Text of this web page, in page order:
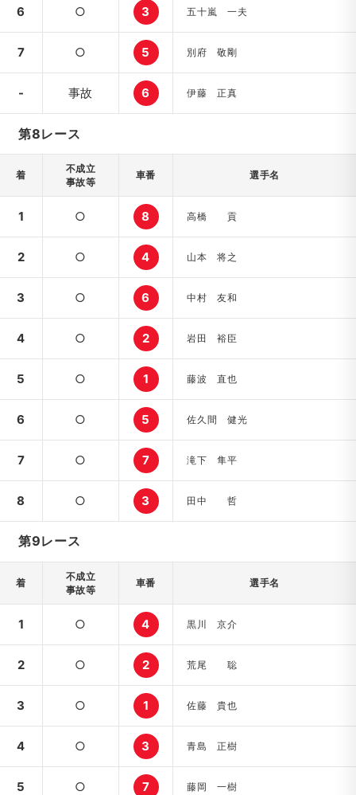
6 ○ 3 五十嵐 一夫
7 ○ 5 別府 敬剛
- 事故 6 伊藤 正真
第8レース
着
不成立
事故等
車番 選手名
1 ○ 8 高橋 貢
2 ○ 4 山本 将之
3 ○ 6 中村 友和
4 ○ 2 岩田 裕臣
5 ○ 1 藤波 直也
6 ○ 5 佐久間 健光
7 ○ 7 滝下 隼平
8 ○ 3 田中 哲
第9レース
着
不成立
事故等
車番 選手名
1 ○ 4 黒川 京介
2 ○ 2 荒尾 聡
3 ○ 1 佐藤 貴也
4 ○ 3 青島 正樹
5 ○ 7 藤岡 一樹